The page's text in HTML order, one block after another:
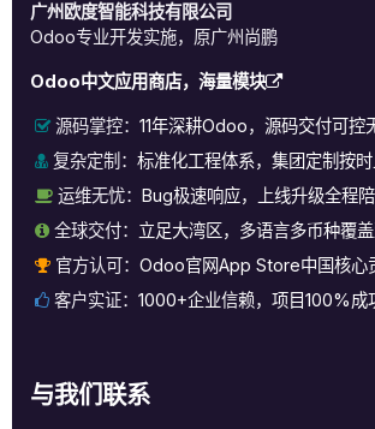
广州欧度智能科技有限公司
Odoo专业开发实施，原广州尚鹏
Odoo中文应用商店，海量模块
源码掌控： 11年深耕Odoo，源码交付可控
复杂定制： 标准化工程体系，集团定制按
运维无忧：
Bug极速响应，上线升级全程
全球交付： 立足大湾区，多语言多币种覆
官方认可： Odoo官网App Store中国核心
客户实证： 1000+企业信赖，项目100%成
与我们联系